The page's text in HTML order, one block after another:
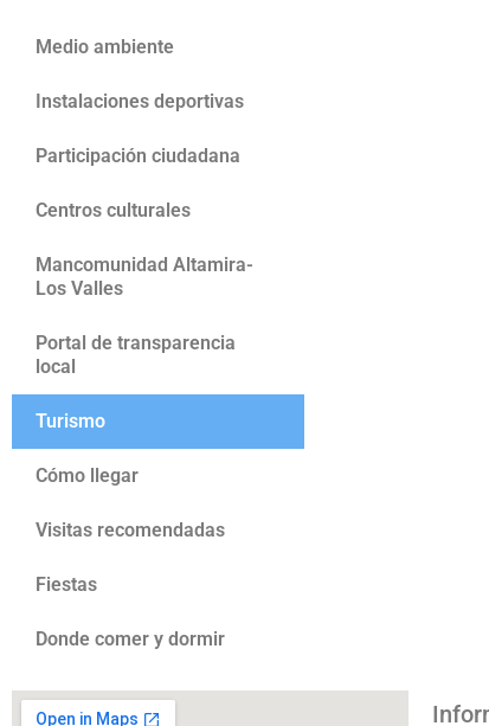
Medio ambiente
Instalaciones deportivas
Participación ciudadana
Centros culturales
Mancomunidad Altamira-
Los Valles
Portal de transparencia
local
Turismo
Cómo llegar
Visitas recomendadas
Fiestas
Donde comer y dormir